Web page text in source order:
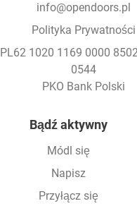
info@opendoors.pl
Polityka Prywatności
PL62 1020 1169 0000
0544
PKO Bank Polski
Bądź aktywny
Módl się
Napisz
Przyłącz się